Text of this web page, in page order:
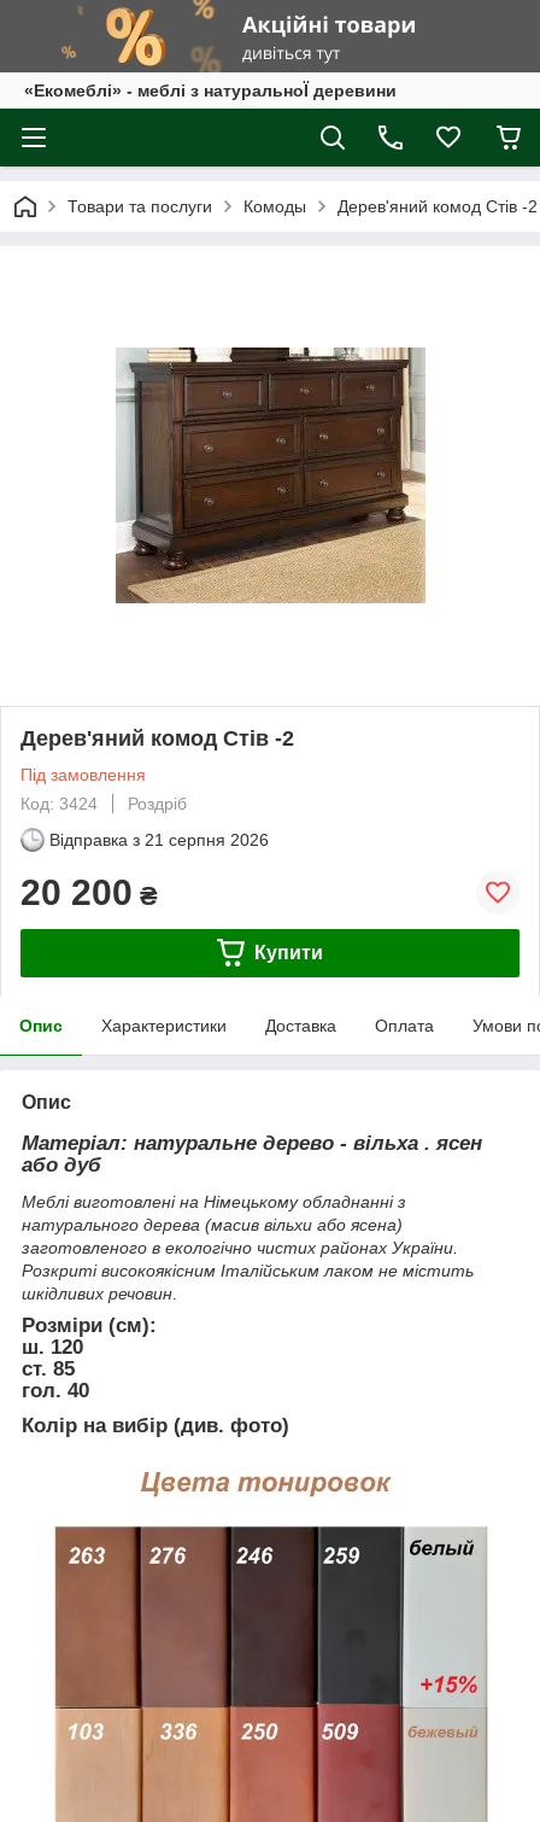
«Екомеблі» - меблі з натуральноЇ деревини
Товари та послуги Комоды Дерев'яний комод Стів -2
Дерев'яний комод Стів -2
Під замовлення
Код: 3424
Роздріб
Відправка з 21 серпня 2026
20 200 ₴
Купити
Опис Характеристики Доставка Оплата Умови
Опис
Матеріал: натуральне дерево - вільха . ясен
або дуб
Меблі виготовлені на Німецькому обладнанні з
натурального дерева (масив вільхи або ясена)
заготовленого в екологічно чистих районах України.
Розкриті високоякісним Італійським лаком не містить
шкідливих речовин
Розміри (см):
ш. 120
ст. 85
гол. 40
Колір на вибір (див. фото)